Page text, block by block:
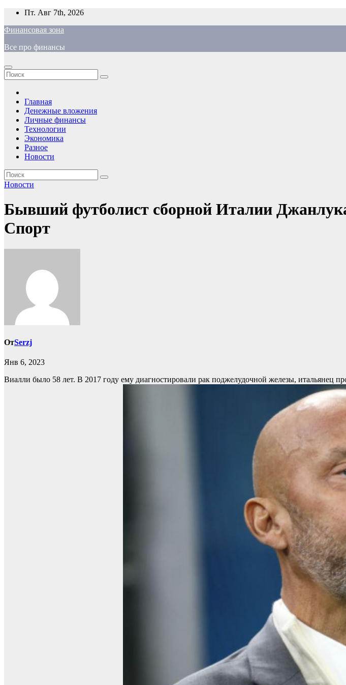
Перейти
содержимому
Пт. Авг 7th, 2026
Финансовая зона
Все про финансы
Главная
Денежные вложения
Личные финансы
Технологии
Экономика
Разное
Новости
Новости
Бывший футболист сборной Италии
Спорт
ОтSerzj
Янв 6, 2023
Виалли было 58 лет. В 2017 году ему диагностировали рак поджелудочной железы, итальянец